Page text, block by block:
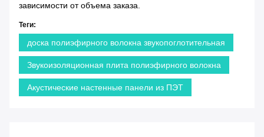
зависимости от объема заказа.
Теги:
доска полиэфирного волокна звукопоглотительная
Звукоизоляционная плита полиэфирного волокна
Акустические настенные панели из ПЭТ